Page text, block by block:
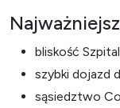
bliskość
szybki dojazd
sąsiedztwo